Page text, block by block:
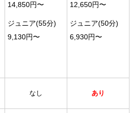
14,850円〜
ジュニア(55分)
9,130円〜
12,650円〜
ジュニア(50分)
6,930円〜
なし あり